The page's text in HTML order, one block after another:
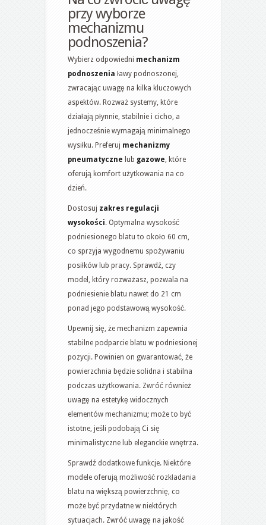
przy wyborze
mechanizmu
podnoszenia?
Wybierz odpowiedni mechanizm
podnoszenia ławy podnoszonej,
zwracając uwagę na kilka kluczowych
aspektów. Rozważ systemy, które
działają płynnie, stabilnie i cicho, a
jednocześnie wymagają minimalnego
wysiłku. Preferuj mechanizmy
pneumatyczne lub gazowe, które
oferują komfort użytkowania na co
dzień.
Dostosuj zakres regulacji
wysokości. Optymalna wysokość
podniesionego blatu to około 60 cm,
co sprzyja wygodnemu spożywaniu
posiłków lub pracy. Sprawdź, czy
model, który rozważasz, pozwala na
podniesienie blatu nawet do 21 cm
ponad jego podstawową wysokość.
Upewnij się, że mechanizm zapewnia
stabilne podparcie blatu w podniesionej
pozycji. Powinien on gwarantować, że
powierzchnia będzie solidna i stabilna
podczas użytkowania. Zwróć również
uwagę na estetykę widocznych
elementów mechanizmu; może to być
istotne, jeśli podobają Ci się
minimalistyczne lub eleganckie wnętrza.
Sprawdź dodatkowe funkcje. Niektóre
modele oferują możliwość rozkładania
blatu na większą powierzchnię, co
może być przydatne w niektórych
sytuacjach. Zwróć uwagę na jakość